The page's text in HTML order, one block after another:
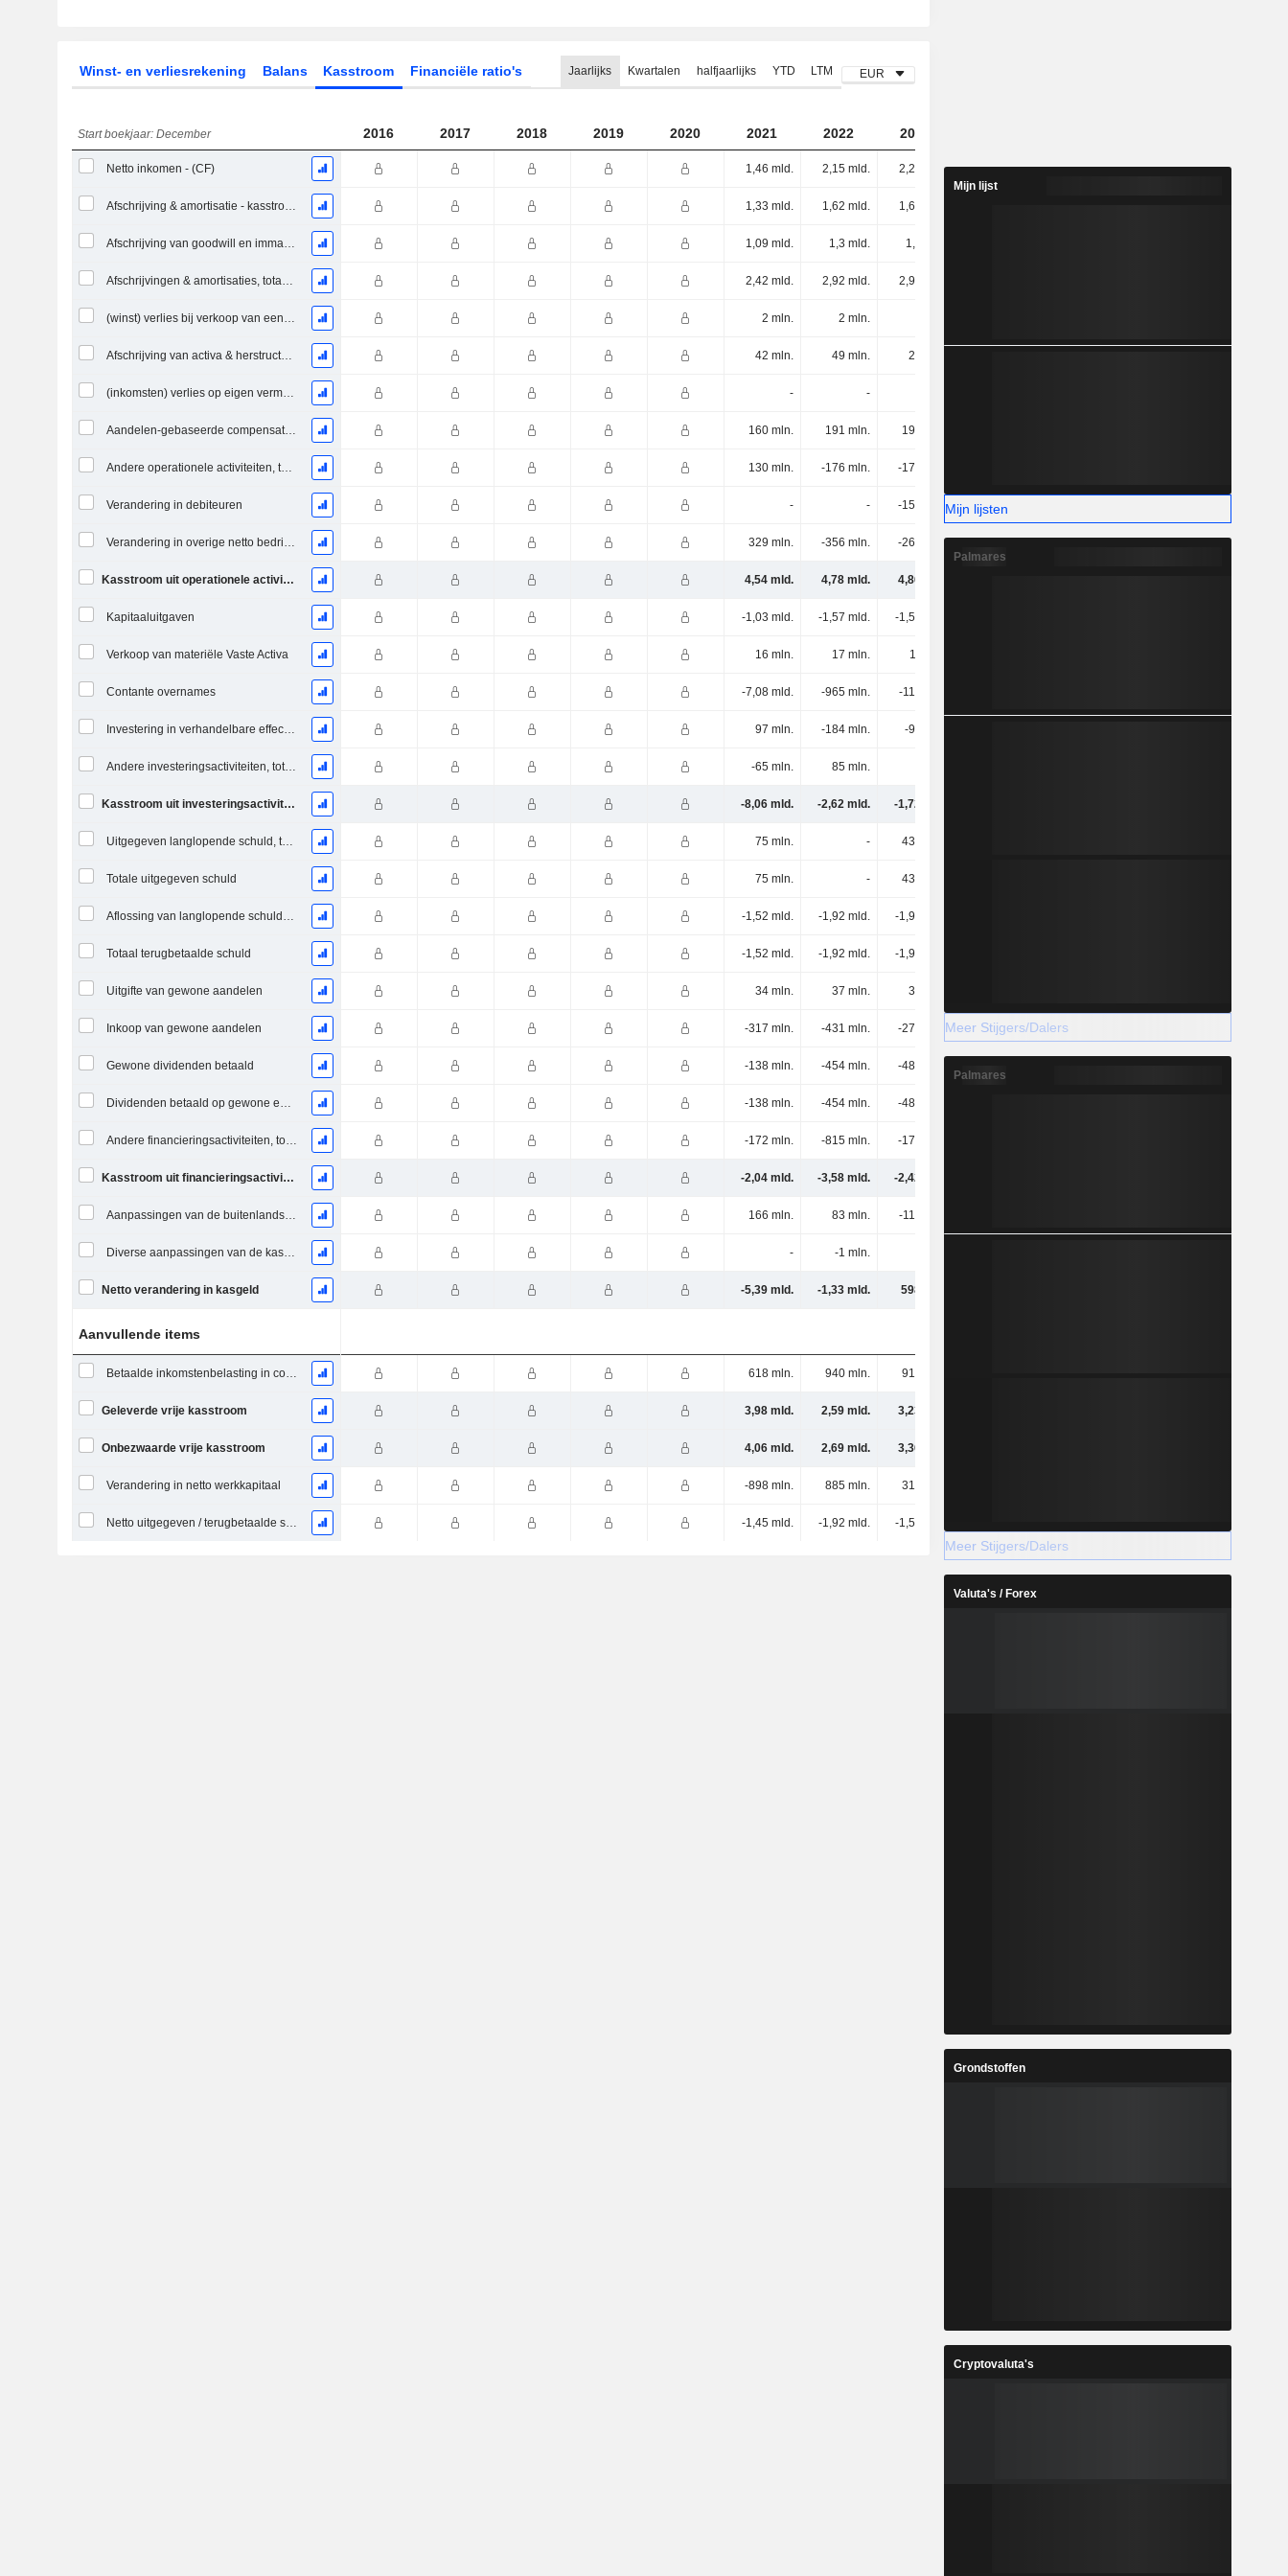
Winst- en verliesrekening Balans Kasstroom Financiële ratio's Jaarlijks Kwartalen halfjaarlijks YTD LTM EUR
Start boekjaar: December 2016 2017 2018 2019 2020 2021 2022 2023
Netto inkomen - (CF) 1,46 mld. 2,15 mld. 2,29 mld. 2,36 mld. 2,32 mld.
Afschrijving & amortisatie - kasstroom 1,33 mld. 1,62 mld. 1,64 mld.
Afschrijving van goodwill en immateriële Activa - (CF) - (Modelspecifiek) 1,09 mld. 1,3 mld. 1,3 mld.
Afschrijvingen & amortisaties, totaal - CF 2,42 mld. 2,92 mld. 2,95 mld.
(winst) verlies bij verkoop van een activa 2 mln. 2 mln.
Afschrijving van activa & herstructureringskosten 42 mln. 49 mln. 25 mln.
(inkomsten) verlies op eigen vermogen investeringen - (CF) - -
Aandelen-gebaseerde compensatie (CF) 160 mln. 191 mln. 195 mln.
Andere operationele activiteiten, totaal 130 mln. -176 mln. -172 mln.
Verandering in debiteuren - - -159 mln. -133 mln.
Verandering in overige netto bedrijfsactiva 329 mln. -356 mln. -268 mln.
Kasstroom uit operationele activiteiten 4,54 mld. 4,78 mld. 4,86 mld.
Kapitaaluitgaven -1,03 mld. -1,57 mld. -1,53 mld.
Verkoop van materiële Vaste Activa 16 mln. 17 mln. 11 mln.
Contante overnames -7,08 mld. -965 mln. -114 mln.
Investering in verhandelbare effecten en aandelen, totaal 97 mln. -184 mln. -94 mln.
Andere investeringsactiviteiten, totaal -65 mln. 85 mln.
Kasstroom uit investeringsactiviteiten -8,06 mld. -2,62 mld. -1,72 mld.
Uitgegeven langlopende schuld, totaal 75 mln. - 438 mln.
Totale uitgegeven schuld 75 mln. - 438 mln.
Aflossing van langlopende schulden, totaal -1,52 mld. -1,92 mld. -1,96 mld.
Totaal terugbetaalde schuld -1,52 mld. -1,92 mld. -1,96 mld.
Uitgifte van gewone aandelen 34 mln. 37 mln. 34 mln.
Inkoop van gewone aandelen -317 mln. -431 mln. -271 mln. -274 mln. -376 mln.
Gewone dividenden betaald -138 mln. -454 mln. -487 mln.
Dividenden betaald op gewone en preferente aandelen -138 mln. -454 mln. -487 mln.
Andere financieringsactiviteiten, totaal -172 mln. -815 mln. -175 mln.
Kasstroom uit financieringsactiviteiten -2,04 mld. -3,58 mld. -2,42 mld.
Aanpassingen van de buitenlandse wisselkoers 166 mln. 83 mln. -114 mln.
Diverse aanpassingen van de kasstromen - -1 mln.
Netto verandering in kasgeld -5,39 mld. -1,33 mld. 598 mln.
Aanvullende items
Betaalde inkomstenbelasting in contanten (teruggave) 618 mln. 940 mln. 916 mln.
Geleverde vrije kasstroom 3,98 mld. 2,59 mld. 3,23 mld.
Onbezwaarde vrije kasstroom 4,06 mld. 2,69 mld. 3,36 mld.
Verandering in netto werkkapitaal -898 mln. 885 mln. 318 mln.
Netto uitgegeven / terugbetaalde schuld -1,45 mld. -1,92 mld. -1,53 mld.
Mijn lijst
Mijn lijsten
Palmares
Meer Stijgers/Dalers
Palmares
Meer Stijgers/Dalers
Valuta's / Forex
Grondstoffen
Cryptovaluta's